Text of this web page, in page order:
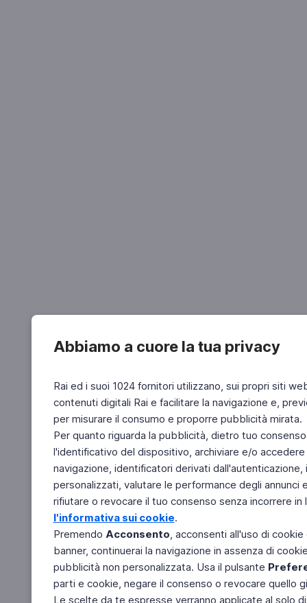
Abbiamo a cuore la tua privacy
Rai ed i suoi 1024 fornitori utilizzano, sui propri siti
contenuti digitali Rai e facilitare la navigazione e,
per misurare il consumo e proporre pubblicità mirata.
Per quanto riguarda la pubblicità, dietro tuo
l'identificativo del dispositivo, archiviare e/o
navigazione, identificatori derivati
personalizzati, valutare le performance degli
rifiutare o revocare il tuo consenso senza incorrere
l'informativa sui cookie.
Premendo Acconsento, acconsenti all'uso di
banner, continuerai la navigazione in assenza di
pubblicità non personalizzata. Usa il pulsante
parti e cookie, negare il consenso o revocare quello
Le scelte da te espresse verranno applicate al solo